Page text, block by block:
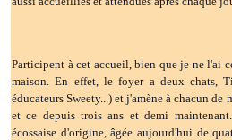
Participent à cet accueil, bien que je ne l'ai
maison. En effet, le foyer a deux chats,
éducateurs Sweety...) et j'amène à chacun de
et ce depuis trois ans et demi
écossaise d'origine, âgée aujourd'hui de